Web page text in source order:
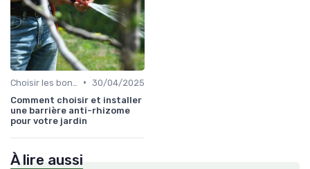
• 30/04/2025
Comment choisir et installer
une barrière anti-rhizome
pour votre jardin
À lire aussi